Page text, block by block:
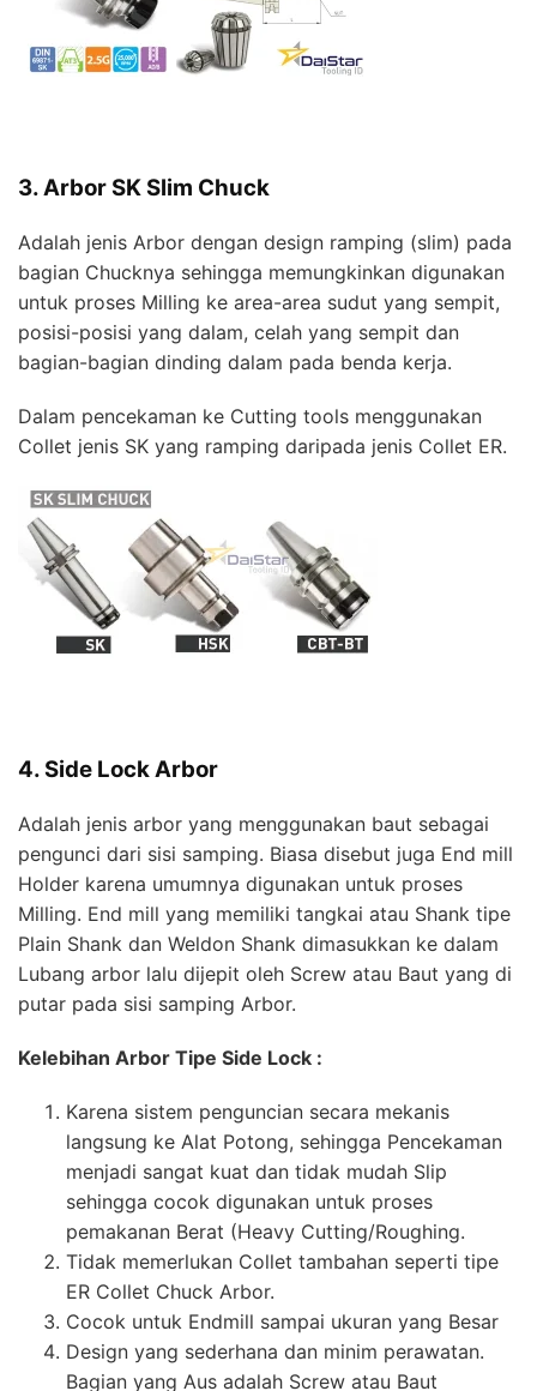
3. Arbor SK Slim Chuck
Adalah jenis Arbor dengan design ramping (slim) pada
bagian Chucknya sehingga memungkinkan digunakan
untuk proses Milling ke area-area sudut yang sempit,
posisi-posisi yang dalam, celah yang sempit dan
bagian-bagian dinding dalam pada benda kerja.
Dalam pencekaman ke Cutting tools menggunakan
Collet jenis SK yang ramping daripada jenis Collet ER.
4. Side Lock Arbor
Adalah jenis arbor yang menggunakan baut sebagai
pengunci dari sisi samping. Biasa disebut juga End mill
Holder karena umumnya digunakan untuk proses
Milling. End mill yang memiliki tangkai atau Shank tipe
Plain Shank dan Weldon Shank dimasukkan ke dalam
Lubang arbor lalu dijepit oleh Screw atau Baut yang di
putar pada sisi samping Arbor.
Kelebihan Arbor Tipe Side Lock :
Karena sistem penguncian secara mekanis
langsung ke Alat Potong, sehingga Pencekaman
menjadi sangat kuat dan tidak mudah Slip
sehingga cocok digunakan untuk proses
pemakanan Berat (Heavy Cutting/Roughing.
Tidak memerlukan Collet tambahan seperti tipe
ER Collet Chuck Arbor.
Cocok untuk Endmill sampai ukuran yang Besar
Design yang sederhana dan minim perawatan.
Bagian yang Aus adalah Screw atau Baut